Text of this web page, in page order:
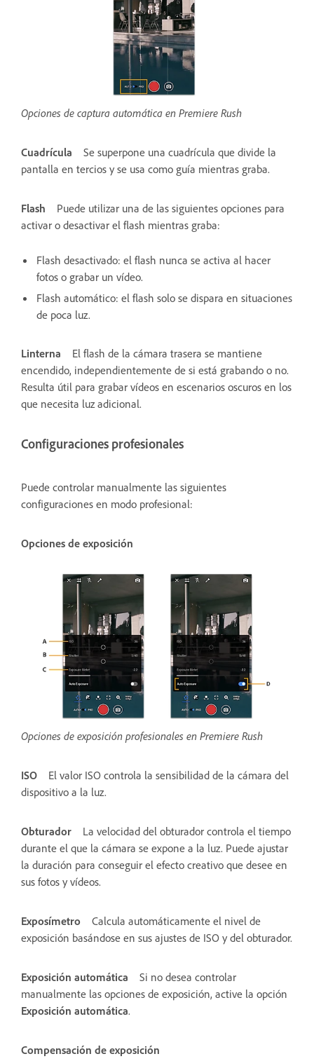
Opciones de captura automática en Premiere Rush
Cuadrícula
Se superpone una cuadrícula que divide la
pantalla en tercios y se usa como guía mientras graba.
Flash
Puede utilizar una de las siguientes opciones para
activar o desactivar el flash mientras graba:
Flash desactivado: el flash nunca se activa al hacer
fotos o grabar un vídeo.
Flash automático: el flash solo se dispara en situaciones
de poca luz.
Linterna
El flash de la cámara trasera se mantiene
encendido, independientemente de si está grabando o no.
Resulta útil para grabar vídeos en escenarios oscuros en los
que necesita luz adicional.
Configuraciones profesionales
Puede controlar manualmente las siguientes
configuraciones en modo profesional:
Opciones de exposición
Opciones de exposición profesionales en Premiere Rush
ISO
El valor ISO controla la sensibilidad de la cámara del
dispositivo a la luz.
Obturador
La velocidad del obturador controla el tiempo
durante el que la cámara se expone a la luz. Puede ajustar
la duración para conseguir el efecto creativo que desee en
sus fotos y vídeos.
Exposímetro
Calcula automáticamente el nivel de
exposición basándose en sus ajustes de ISO y del obturador.
Exposición automática
Si no desea controlar
manualmente las opciones de exposición, active la opción
Exposición automática.
Compensación de exposición